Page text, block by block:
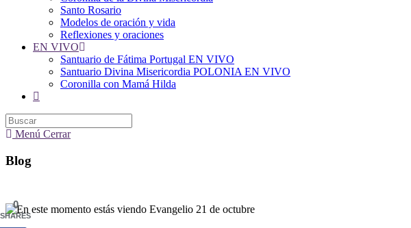
Santo Rosario
Modelos de oración y vida
Reflexiones y oraciones
EN VIVO
Santuario de Fátima Portugal EN VIVO
Santuario Divina Misericordia POLONIA EN VIVO
Coronilla con Mamá Hilda
Alternar
de
la
Menú Cerrar
Blog
0
SHARES